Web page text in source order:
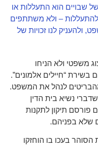
שבויים הוא התעללות או
להתעללות – ולא משתתפים
ולהעניק לנו זכויות של
משפטי ולא הניחו
“חיילים אלמונים”.
לנהל את המשפט.
נשיא בית הדין
פורסם תיקון לתקנות
שלא בפניהם.
בעכו בו הוחזקו